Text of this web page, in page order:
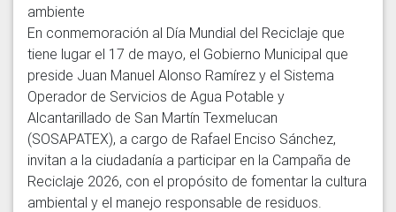
ambiente
En conmemoración al Día Mundial del Reciclaje que
tiene lugar el 17 de mayo, el Gobierno Municipal que
preside Juan Manuel Alonso Ramírez y el Sistema
Operador de Servicios de Agua Potable y
Alcantarillado de San Martín Texmelucan
(SOSAPATEX), a cargo de Rafael Enciso Sánchez,
invitan a la ciudadanía a participar en la Campaña de
Reciclaje 2026, con el propósito de fomentar la cultura
ambiental y el manejo responsable de residuos.